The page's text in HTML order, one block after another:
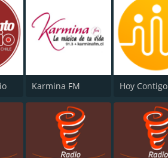
Karmina FM Hoy Contigo